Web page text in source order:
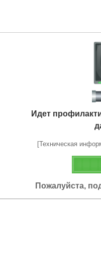
Идет
[Техническая
Пожалуйста,